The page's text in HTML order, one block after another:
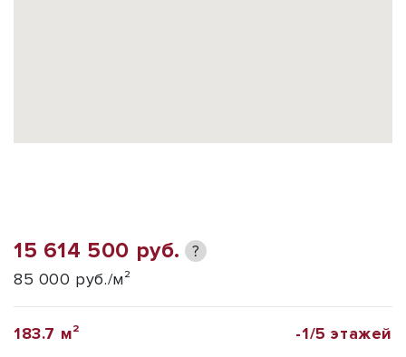
15 614 500 руб. ?
85 000 руб./м²
183.7 м² -1/5 этажей